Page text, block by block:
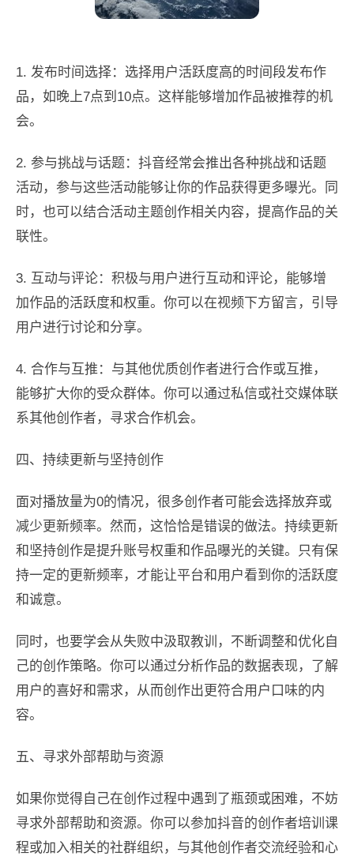
1. 发布时间选择：选择用户活跃度高的时间段发布作
品，如晚上7点到10点。这样能够增加作品被推荐的机
会。
2. 参与挑战与话题：抖音经常会推出各种挑战和话题
活动，参与这些活动能够让你的作品获得更多曝光。同
时，也可以结合活动主题创作相关内容，提高作品的关
联性。
3. 互动与评论：积极与用户进行互动和评论，能够增
加作品的活跃度和权重。你可以在视频下方留言，引导
用户进行讨论和分享。
4. 合作与互推：与其他优质创作者进行合作或互推，
能够扩大你的受众群体。你可以通过私信或社交媒体联
系其他创作者，寻求合作机会。
四、持续更新与坚持创作
面对播放量为0的情况，很多创作者可能会选择放弃或
减少更新频率。然而，这恰恰是错误的做法。持续更新
和坚持创作是提升账号权重和作品曝光的关键。只有保
持一定的更新频率，才能让平台和用户看到你的活跃度
和诚意。
同时，也要学会从失败中汲取教训，不断调整和优化自
己的创作策略。你可以通过分析作品的数据表现，了解
用户的喜好和需求，从而创作出更符合用户口味的内
容。
五、寻求外部帮助与资源
如果你觉得自己在创作过程中遇到了瓶颈或困难，不妨
寻求外部帮助和资源。你可以参加抖音的创作者培训课
程或加入相关的社群组织，与其他创作者交流经验和心